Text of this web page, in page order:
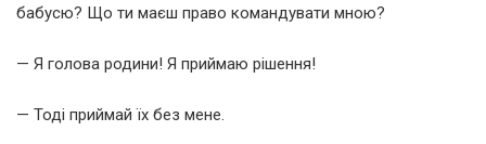
бабусю? Що ти маєш право командувати мною?
— Я голова родини! Я приймаю рішення!
— Тоді приймай їх без мене.